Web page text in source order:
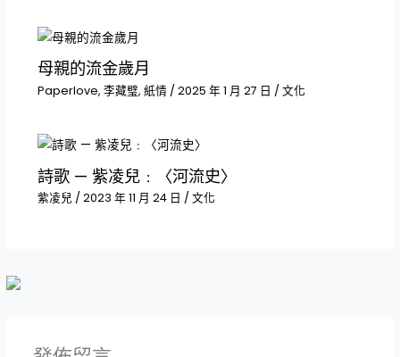
母親的流金歲月
Paperlove, 李藏璧, 紙情/ 2025 年 1 月 27 日 / 文化
詩歌 — 紫凌兒﹕〈河流史〉
紫凌兒 / 2023 年 11 月 24 日 / 文化